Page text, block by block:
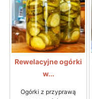
Rewelacyjne ogórki
w...
Ogórki z przyprawą